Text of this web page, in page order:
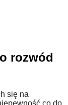
rozwód
się na
co do